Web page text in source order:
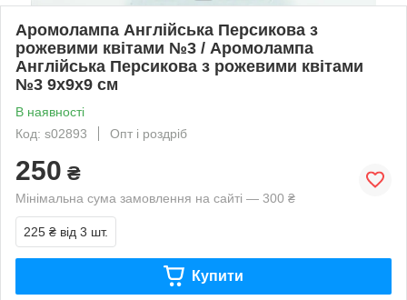
Аромолампа Англійська Персикова з
рожевими квітами №3 / Аромолампа
Англійська Персикова з рожевими квітами
№3 9x9x9 см
В наявності
Код: s02893
Опт і роздріб
250 ₴
Мінімальна сума замовлення на сайті — 300 ₴
225 ₴ від 3 шт.
Купити